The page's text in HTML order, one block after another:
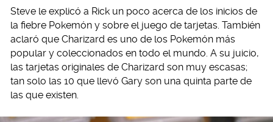
Steve le explicó a Rick un poco acerca de los inicios de
la fiebre Pokemón y sobre el juego de tarjetas. También
aclaró que Charizard es uno de los Pokemón más
popular y coleccionados en todo el mundo. A su juicio,
las tarjetas originales de Charizard son muy escasas;
tan solo las 10 que llevó Gary son una quinta parte de
las que existen.